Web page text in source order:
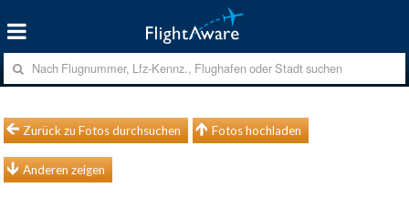
Zurück zu Fotos durchsuchen Fotos hochladen
Anderen zeigen